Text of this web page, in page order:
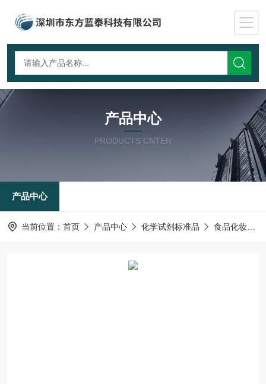
产品中心
PRODUCTS CNTER
产品中心
当前位置： 首页 产品中心 化学试剂标准品 食品化妆品检测标准品